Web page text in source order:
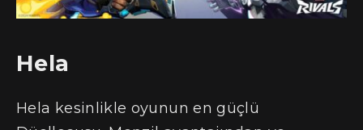
Hela
Hela kesinlikle oyunun en güçlü